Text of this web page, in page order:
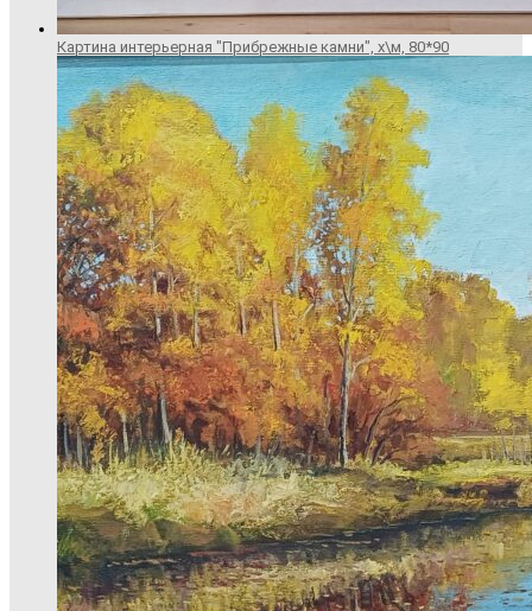
Картина интерьерная "Прибрежные камни", х\м, 80*90